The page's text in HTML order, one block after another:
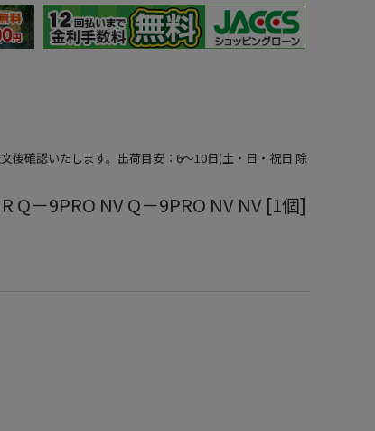
後確認いたします。出荷目安：6～10日(土・日・祝日 除
Q－9PRO NV Q－9PRO NV NV [1個]